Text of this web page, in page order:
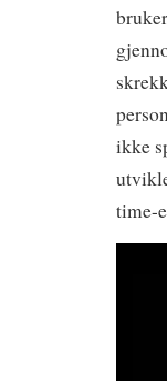
ikke
time-